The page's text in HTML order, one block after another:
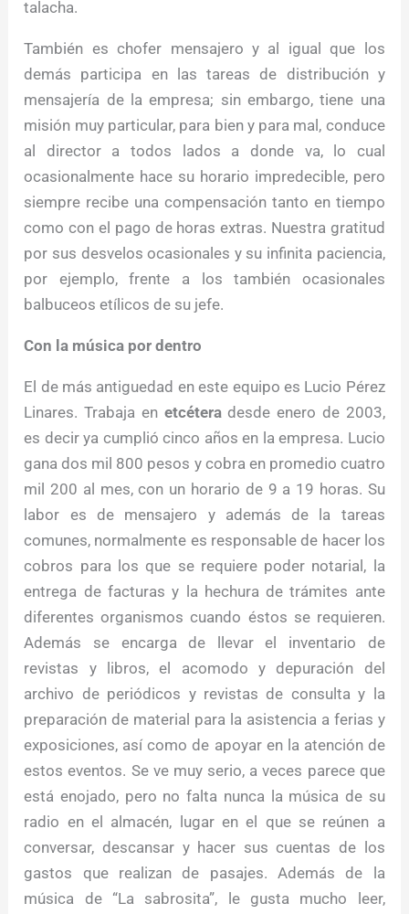
talacha.
También es chofer mensajero y al igual que los
demás participa en las tareas de distribución y
mensajería de la empresa; sin embargo, tiene una
misión muy particular, para bien y para mal, conduce
al director a todos lados a donde va, lo cual
ocasionalmente hace su horario impredecible, pero
siempre recibe una compensación tanto en tiempo
como con el pago de horas extras. Nuestra gratitud
por sus desvelos ocasionales y su infinita paciencia,
por ejemplo, frente a los también ocasionales
balbuceos etílicos de su jefe.
Con la música por dentro
El de más antiguedad en este equipo es Lucio Pérez
Linares. Trabaja en etcéteradesde enero de 2003,
es decir ya cumplió cinco años en la empresa. Lucio
gana dos mil 800 pesos y cobra en promedio cuatro
mil 200 al mes, con un horario de 9 a 19 horas. Su
labor es de mensajero y además de la tareas
comunes, normalmente es responsable de hacer los
cobros para los que se requiere poder notarial, la
entrega de facturas y la hechura de trámites ante
diferentes organismos cuando éstos se requieren.
Además se encarga de llevar el inventario de
revistas y libros, el acomodo y depuración del
archivo de periódicos y revistas de consulta y la
preparación de material para la asistencia a ferias y
exposiciones, así como de apoyar en la atención de
estos eventos. Se ve muy serio, a veces parece que
está enojado, pero no falta nunca la música de su
radio en el almacén, lugar en el que se reúnen a
conversar, descansar y hacer sus cuentas de los
gastos que realizan de pasajes. Además de la
música de “La sabrosita”, le gusta mucho leer,